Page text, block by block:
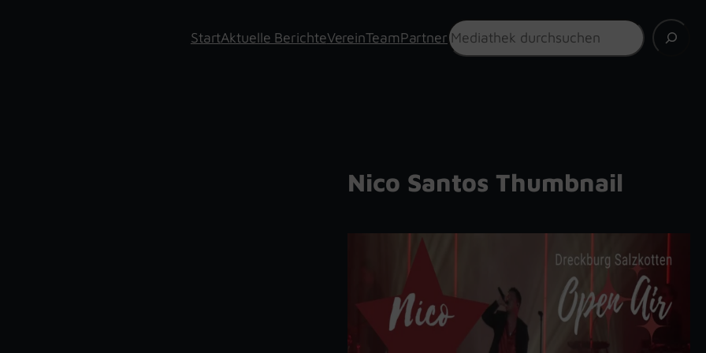
StartAktuelle BerichteVereinTeamPartner
Suchen
Nico Santos Thumbnail